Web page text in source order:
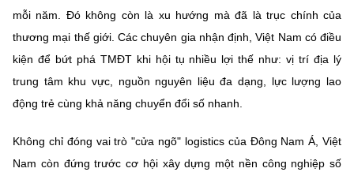
BỘ KHOA HỌC VÀ CÔNG NGHỆ
MINISTRY OF SCIENCE AND TECHNOLOGY
Điều khoản sử dụng Theo dõi MST: Góp ý
Cơ quan chủ quản: Bộ Khoa học và Công nghệ (MST)
Giám đốc Trung tâm Truyền thông Khoa học và Công nghệ.
Liên hệ
mỗi năm. Đó không còn là xu hướng mà đã là trục chính của
thương mại thế giới. Các chuyên gia nhận định, Việt Nam có điều
kiện để bứt phá TMĐT khi hội tụ nhiều lợi thế như: vị trí địa lý
trung tâm khu vực, nguồn nguyên liệu đa dạng, lực lượng lao
động trẻ cùng khả năng chuyển đổi số nhanh.
Không chỉ đóng vai trò "cửa ngõ" logistics của Đông Nam Á, Việt
Nam còn đứng trước cơ hội xây dựng một nền công nghiệp số